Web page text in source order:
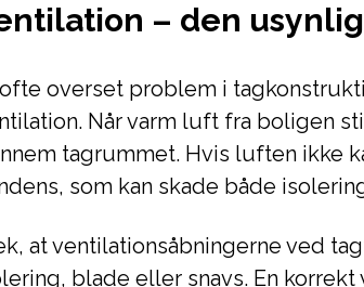
– den
overset problem i
Når varm luft fra boligen
tagrummet. Hvis luften ikke
som kan skade både
at ventilationsåbningerne ved
blade eller snavs. En